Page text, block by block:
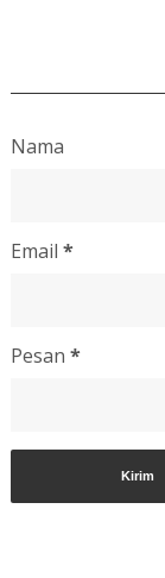
Nama
Email *
Pesan *